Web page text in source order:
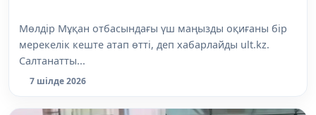
Мөлдір Мұқан отбасындағы үш маңызды оқиғаны бір
мерекелік кеште атап өтті, деп хабарлайды ult.kz.
Салтанатты...
7 шілде 2026